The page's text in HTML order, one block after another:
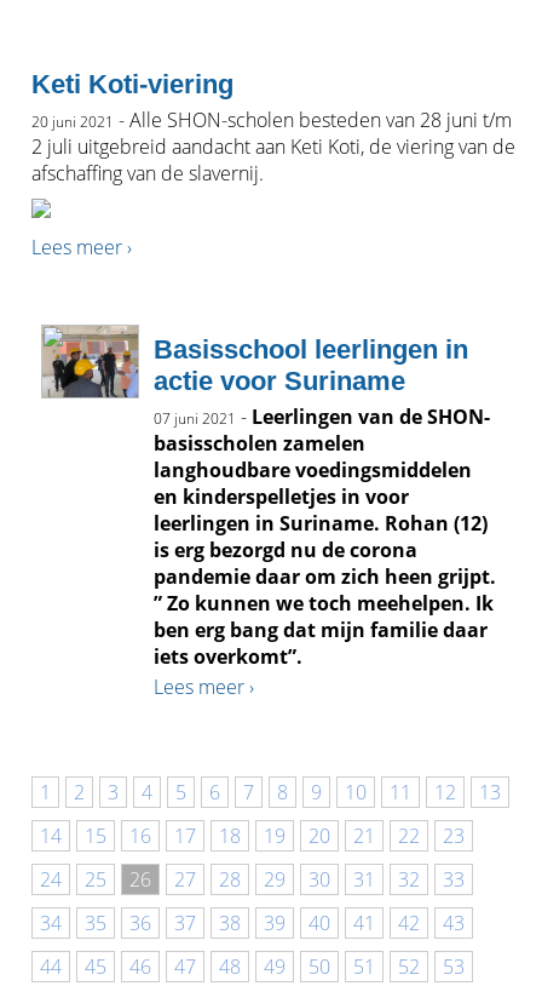
Keti Koti-viering
20 juni 2021 - Alle SHON-scholen besteden van 28 juni t/m
2 juli uitgebreid aandacht aan Keti Koti, de viering van de
afschaffing van de slavernij.
Lees meer ›
Basisschool leerlingen in
actie voor Suriname
07 juni 2021 - Leerlingen van de SHON-
basisscholen zamelen
langhoudbare voedingsmiddelen
en kinderspelletjes in voor
leerlingen in Suriname. Rohan (12)
is erg bezorgd nu de corona
pandemie daar om zich heen grijpt.
” Zo kunnen we toch meehelpen. Ik
ben erg bang dat mijn familie daar
iets overkomt”.
Lees meer ›
1 2 3 4 5 6 7 8 9 10 11 12
13
14
15 16 17 18 19 20 21 22
23
24
25 26 27 28 29 30 31 32
33
34
35 36 37 38 39 40 41 42
43
44
45 46 47 48 49 50 51 52
53